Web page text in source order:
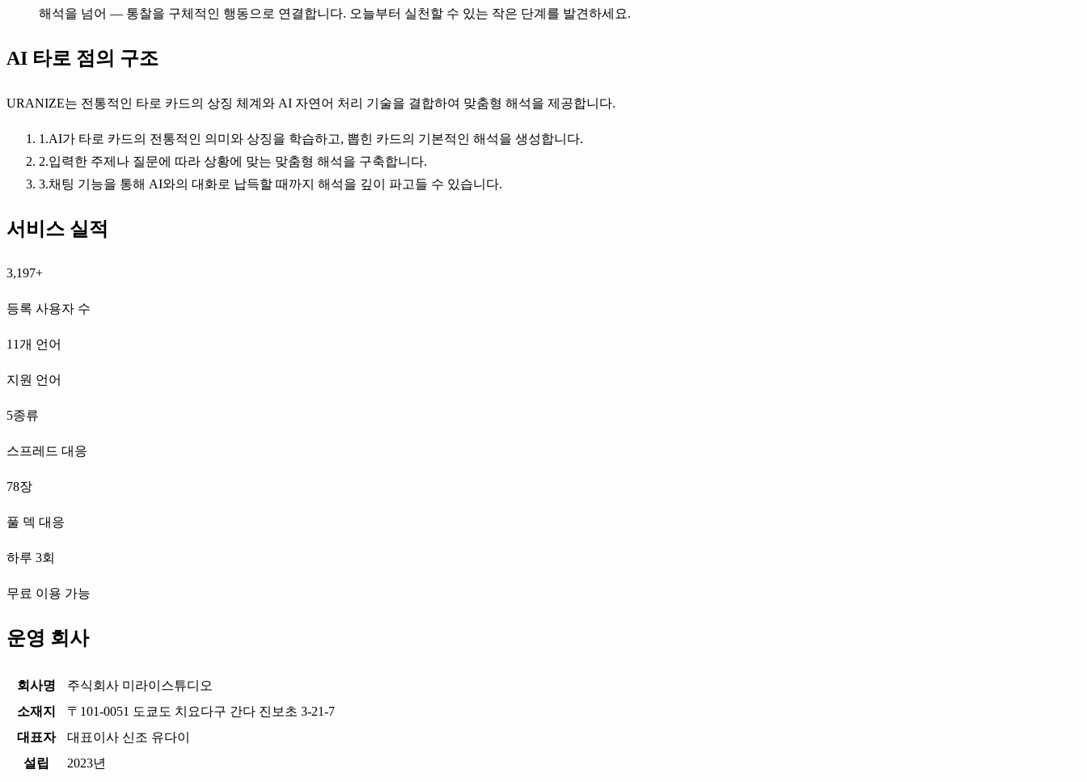
해석을 넘어 — 통찰을 구체적인 행동으로 연결합니다. 오늘부터 실천할 수 있는 작은 단계를 발견하세요.
AI 타로 점의 구조
URANIZE는 전통적인 타로 카드의 상징 체계와 AI 자연어 처리 기술을 결합하여 맞춤형 해석을 제공합니다.
1.AI가 타로 카드의 전통적인 의미와 상징을 학습하고, 뽑힌 카드의 기본적인 해석을 생성합니다.
2.입력한 주제나 질문에 따라 상황에 맞는 맞춤형 해석을 구축합니다.
3.채팅 기능을 통해 AI와의 대화로 납득할 때까지 해석을 깊이 파고들 수 있습니다.
서비스 실적
3,197+
등록 사용자 수
11개 언어
지원 언어
5종류
스프레드 대응
78장
풀 덱 대응
하루 3회
무료 이용 가능
운영 회사
회사명
주식회사 미라이스튜디오
소재지
〒101-0051 도쿄도 치요다구 간다 진보초 3-21-7
대표자
대표이사 신조 유다이
설립
2023년